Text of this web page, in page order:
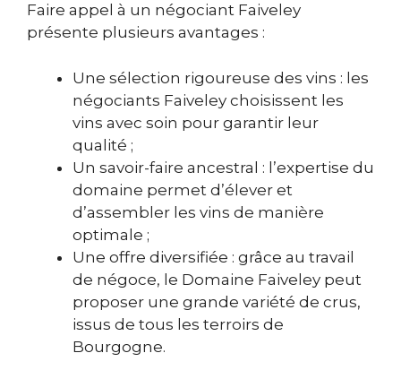
Faire appel à un négociant Faiveley
présente plusieurs avantages :
Une sélection rigoureuse des vins : les
négociants Faiveley choisissent les
vins avec soin pour garantir leur
qualité ;
Un savoir-faire ancestral : l’expertise du
domaine permet d’élever et
d’assembler les vins de manière
optimale ;
Une offre diversifiée : grâce au travail
de négoce, le Domaine Faiveley peut
proposer une grande variété de crus,
issus de tous les terroirs de
Bourgogne.